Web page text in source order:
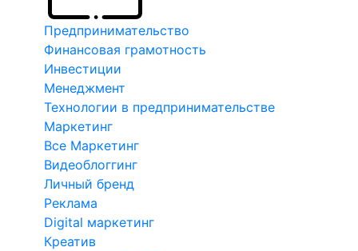
Предпринимательство
Финансовая грамотность
Инвестиции
Менеджмент
Технологии в предпринимательстве
Маркетинг
Все Маркетинг
Видеоблоггинг
Личный бренд
Реклама
Digital маркетинг
Креатив